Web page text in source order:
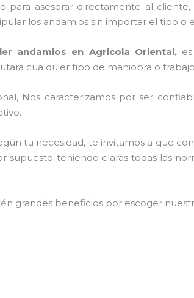
asesorar directamente al
los andamios sin importar el tipo o
andamios en Agricola Oriental,es
cualquier tipo de maniobra o
Nos caracterizamos por ser
tu necesidad, te invitamos a que
supuesto teniendo claras todas las
grandes beneficios por escoger